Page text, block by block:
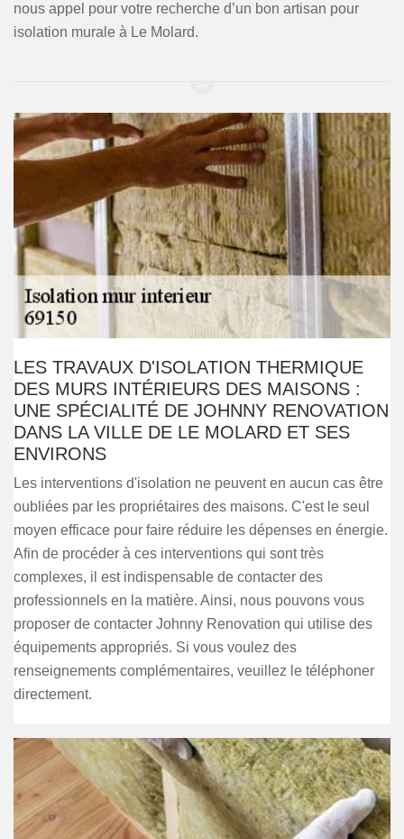
nous appel pour votre recherche d’un bon artisan pour
isolation murale à Le Molard.
LES TRAVAUX D'ISOLATION THERMIQUE
DES MURS INTÉRIEURS DES MAISONS :
UNE SPÉCIALITÉ DE JOHNNY RENOVATION
DANS LA VILLE DE LE MOLARD ET SES
ENVIRONS
Les interventions d'isolation ne peuvent en aucun cas être
oubliées par les propriétaires des maisons. C'est le seul
moyen efficace pour faire réduire les dépenses en énergie.
Afin de procéder à ces interventions qui sont très
complexes, il est indispensable de contacter des
professionnels en la matière. Ainsi, nous pouvons vous
proposer de contacter Johnny Renovation qui utilise des
équipements appropriés. Si vous voulez des
renseignements complémentaires, veuillez le téléphoner
directement.